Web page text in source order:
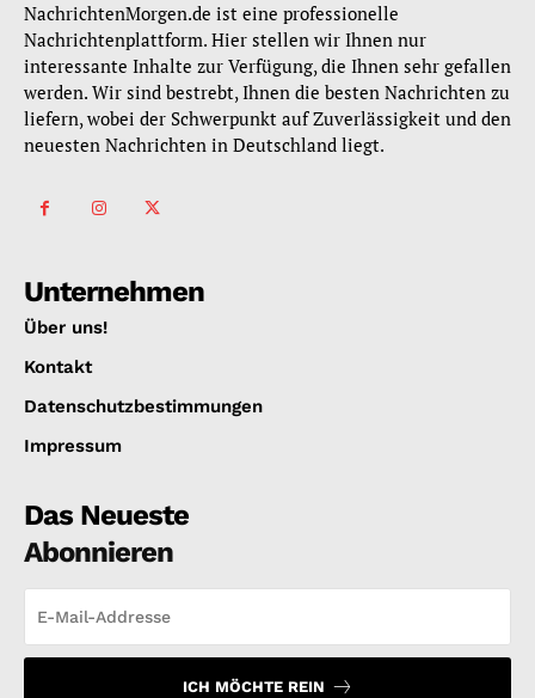
NachrichtenMorgen.de ist eine professionelle
Nachrichtenplattform. Hier stellen wir Ihnen nur
interessante Inhalte zur Verfügung, die Ihnen sehr gefallen
werden. Wir sind bestrebt, Ihnen die besten Nachrichten zu
liefern, wobei der Schwerpunkt auf Zuverlässigkeit und den
neuesten Nachrichten in Deutschland liegt.
Unternehmen
Über uns!
Kontakt
Datenschutzbestimmungen
Impressum
Das Neueste
Abonnieren
ICH MÖCHTE REIN